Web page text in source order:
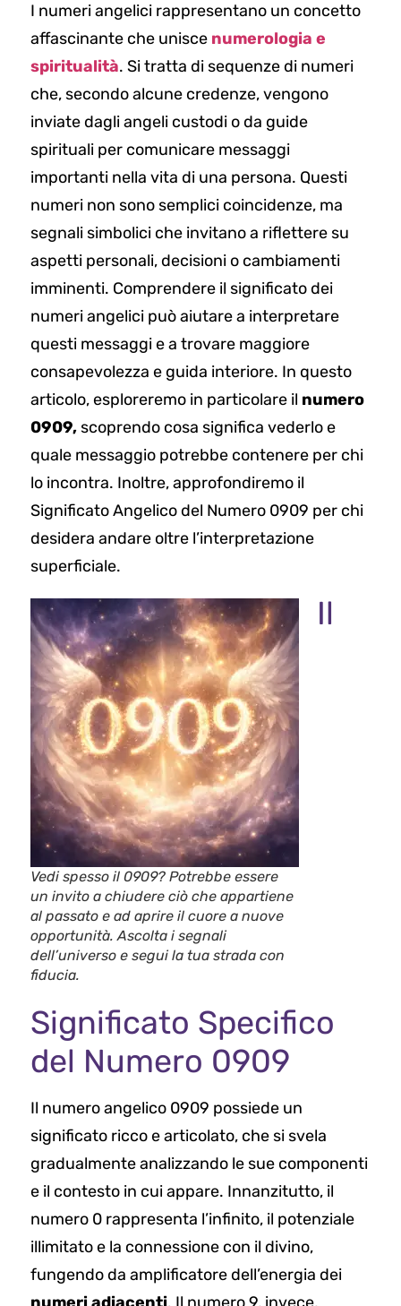
I numeri angelici rappresentano un concetto
affascinante che unisce numerologia e
spiritualità. Si tratta di sequenze di numeri
che, secondo alcune credenze, vengono
inviate dagli angeli custodi o da guide
spirituali per comunicare messaggi
importanti nella vita di una persona. Questi
numeri non sono semplici coincidenze, ma
segnali simbolici che invitano a riflettere su
aspetti personali, decisioni o cambiamenti
imminenti. Comprendere il significato dei
numeri angelici può aiutare a interpretare
questi messaggi e a trovare maggiore
consapevolezza e guida interiore. In questo
articolo, esploreremo in particolare il numero
0909, scoprendo cosa significa vederlo e
quale messaggio potrebbe contenere per chi
lo incontra. Inoltre, approfondiremo il
Significato Angelico del Numero 0909 per chi
desidera andare oltre l’interpretazione
superficiale.
Vedi spesso il 0909? Potrebbe essere
un invito a chiudere ciò che appartiene
al passato e ad aprire il cuore a nuove
opportunità. Ascolta i segnali
dell’universo e segui la tua strada con
fiducia.
Il
Significato Specifico
del Numero 0909
Il numero angelico 0909 possiede un
significato ricco e articolato, che si svela
gradualmente analizzando le sue componenti
e il contesto in cui appare. Innanzitutto, il
numero 0 rappresenta l’infinito, il potenziale
illimitato e la connessione con il divino,
fungendo da amplificatore dell’energia dei